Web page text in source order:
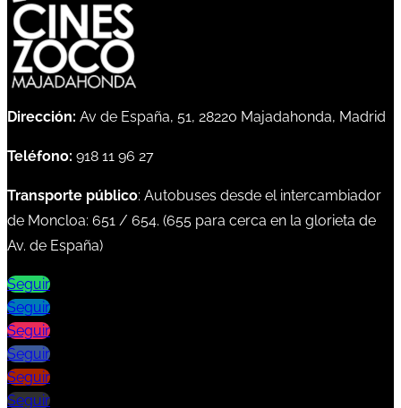
Dirección: Av de España, 51, 28220 Majadahonda, Madrid
Teléfono: 918 11 96 27
Transporte público: Autobuses desde el intercambiador
de Moncloa: 651 / 654. (655 para cerca en la glorieta de
Av. de España)
Seguir
Seguir
Seguir
Seguir
Seguir
Seguir